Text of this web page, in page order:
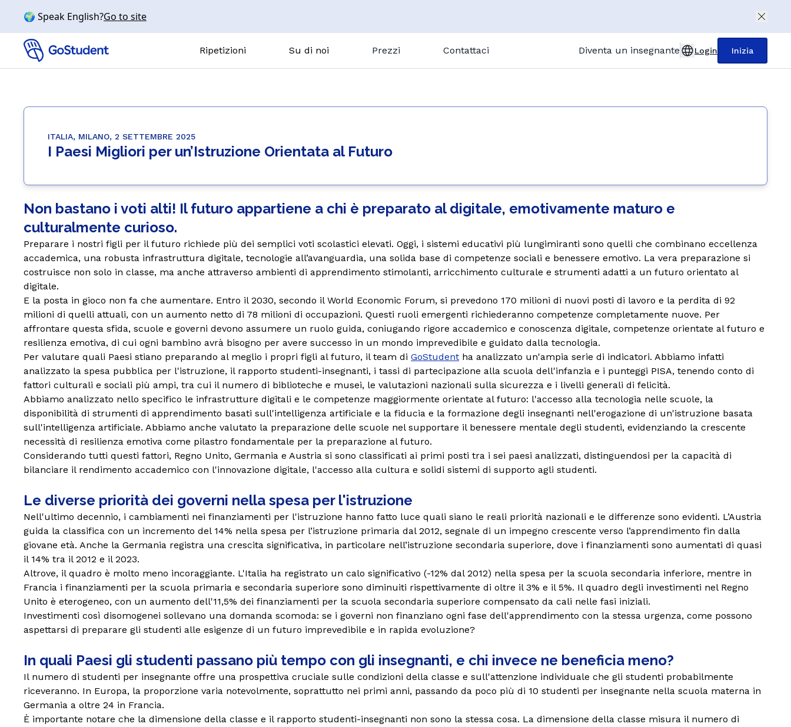
🌍 Speak English?Go to site
Ripetizioni
Chimica
Biologia
Inglese
Italiano
Tedesco
Scopri tutte le materie
Elementari
Medie
Liceo
Maturità
Tutor IA
Su di noi
Gostudent Learning
Prezzi Contattaci Diventa un insegnante
Polska (Polski)
Nederland (Dutch)
Login Inizia
ITALIA, MILANO, 2 SETTEMBRE 2025
I Paesi Migliori per un’Istruzione Orientata al Futuro
Non bastano i voti alti! Il futuro appartiene a chi è preparato al digitale, emotivamente maturo e
culturalmente curioso.
Preparare i nostri figli per il futuro richiede più dei semplici voti scolastici elevati. Oggi, i sistemi educativi più lungimiranti sono quelli che combinano eccellenza
accademica, una robusta infrastruttura digitale, tecnologie all’avanguardia, una solida base di competenze sociali e benessere emotivo. La vera preparazione si
costruisce non solo in classe, ma anche attraverso ambienti di apprendimento stimolanti, arricchimento culturale e strumenti adatti a un futuro orientato al
digitale.
E la posta in gioco non fa che aumentare. Entro il 2030, secondo il World Economic Forum, si prevedono 170 milioni di nuovi posti di lavoro e la perdita di 92
milioni di quelli attuali, con un aumento netto di 78 milioni di occupazioni. Questi ruoli emergenti richiederanno competenze completamente nuove. Per
affrontare questa sfida, scuole e governi devono assumere un ruolo guida, coniugando rigore accademico e conoscenza digitale, competenze orientate al futuro e
resilienza emotiva, di cui ogni bambino avrà bisogno per avere successo in un mondo imprevedibile e guidato dalla tecnologia.
Per valutare quali Paesi stiano preparando al meglio i propri figli al futuro, il team di GoStudent ha analizzato un'ampia serie di indicatori. Abbiamo infatti
analizzato la spesa pubblica per l'istruzione, il rapporto studenti-insegnanti, i tassi di partecipazione alla scuola dell'infanzia e i punteggi PISA, tenendo conto di
fattori culturali e sociali più ampi, tra cui il numero di biblioteche e musei, le valutazioni nazionali sulla sicurezza e i livelli generali di felicità.
Abbiamo analizzato nello specifico le infrastrutture digitali e le competenze maggiormente orientate al futuro: l'accesso alla tecnologia nelle scuole, la
disponibilità di strumenti di apprendimento basati sull'intelligenza artificiale e la fiducia e la formazione degli insegnanti nell'erogazione di un'istruzione basata
sull'intelligenza artificiale. Abbiamo anche valutato la preparazione delle scuole nel supportare il benessere mentale degli studenti, evidenziando la crescente
necessità di resilienza emotiva come pilastro fondamentale per la preparazione al futuro.
Considerando tutti questi fattori, Regno Unito, Germania e Austria si sono classificati ai primi posti tra i sei paesi analizzati, distinguendosi per la capacità di
bilanciare il rendimento accademico con l'innovazione digitale, l'accesso alla cultura e solidi sistemi di supporto agli studenti.
Le diverse priorità dei governi nella spesa per l'istruzione
Nell'ultimo decennio, i cambiamenti nei finanziamenti per l'istruzione hanno fatto luce quali siano le reali priorità nazionali e le differenze sono evidenti. L’Austria
guida la classifica con un incremento del 14% nella spesa per l’istruzione primaria dal 2012, segnale di un impegno crescente verso l’apprendimento fin dalla
giovane età. Anche la Germania registra una crescita significativa, in particolare nell’istruzione secondaria superiore, dove i finanziamenti sono aumentati di quasi
il 14% tra il 2012 e il 2023.
Altrove, il quadro è molto meno incoraggiante. L'Italia ha registrato un calo significativo (-12% dal 2012) nella spesa per la scuola secondaria inferiore, mentre in
Francia i finanziamenti per la scuola primaria e secondaria superiore sono diminuiti rispettivamente di oltre il 3% e il 5%. Il quadro degli investimenti nel Regno
Unito è eterogeneo, con un aumento dell'11,5% dei finanziamenti per la scuola secondaria superiore compensato da cali nelle fasi iniziali.
Investimenti così disomogenei sollevano una domanda scomoda: se i governi non finanziano ogni fase dell'apprendimento con la stessa urgenza, come possono
aspettarsi di preparare gli studenti alle esigenze di un futuro imprevedibile e in rapida evoluzione?
In quali Paesi gli studenti passano più tempo con gli insegnanti, e chi invece ne beneficia meno?
Il numero di studenti per insegnante offre una prospettiva cruciale sulle condizioni della classe e sull'attenzione individuale che gli studenti probabilmente
riceveranno. In Europa, la proporzione varia notevolmente, soprattutto nei primi anni, passando da poco più di 10 studenti per insegnante nella scuola materna in
Germania a oltre 24 in Francia.
È importante notare che la dimensione della classe e il rapporto studenti-insegnanti non sono la stessa cosa. La dimensione della classe misura il numero di